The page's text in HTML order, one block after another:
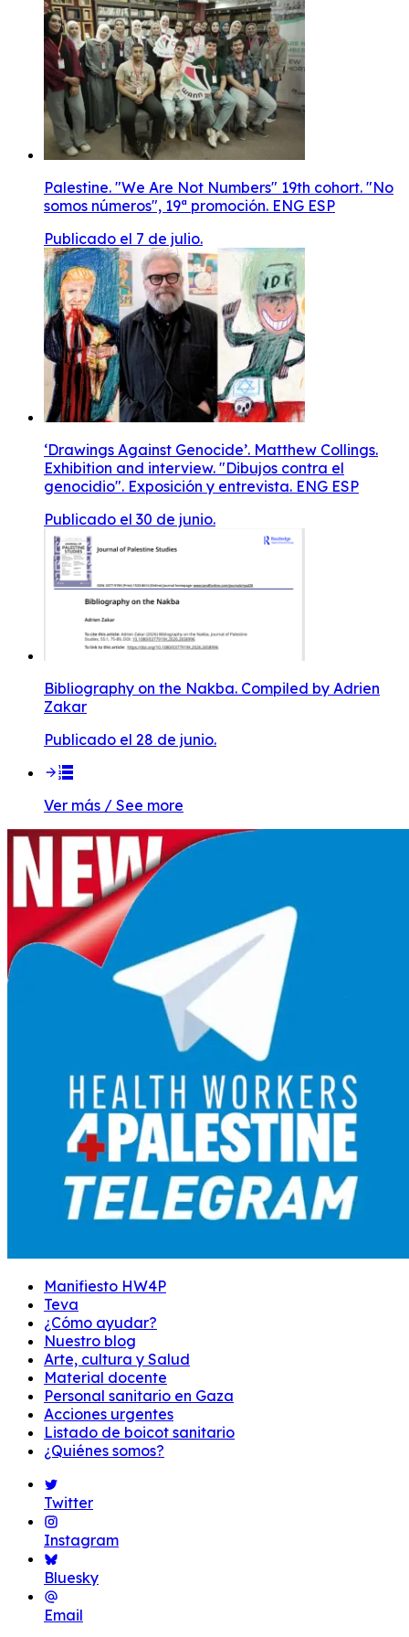
Palestine. "We Are Not Numbers" 19th cohort. "No
somos números", 19ª promoción. ENG ESP
Publicado el 7 de julio.
‘Drawings Against Genocide’. Matthew Collings.
Exhibition and interview. "Dibujos contra el
genocidio". Exposición y entrevista. ENG ESP
Publicado el 30 de junio.
Bibliography on the Nakba. Compiled by Adrien
Zakar
Publicado el 28 de junio.
Ver más / See more
Manifiesto HW4P
Teva
¿Cómo ayudar?
Nuestro blog
Arte, cultura y Salud
Material docente
Personal sanitario en Gaza
Acciones urgentes
Listado de boicot sanitario
¿Quiénes somos?
Twitter
Instagram
Bluesky
Email